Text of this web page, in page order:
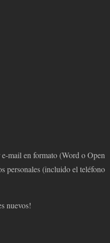
mail en formato (Word o Open
personales (incluido el teléfono
nuevos!